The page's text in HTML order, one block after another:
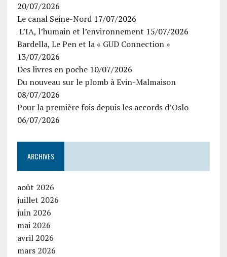
20/07/2026
Le canal Seine-Nord 17/07/2026
L’IA, l’humain et l’environnement 15/07/2026
Bardella, Le Pen et la « GUD Connection »
13/07/2026
Des livres en poche 10/07/2026
Du nouveau sur le plomb à Evin-Malmaison
08/07/2026
Pour la première fois depuis les accords d’Oslo
06/07/2026
ARCHIVES
août 2026
juillet 2026
juin 2026
mai 2026
avril 2026
mars 2026